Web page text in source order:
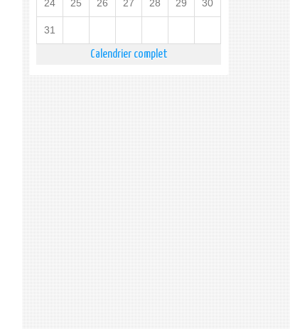
24 25 26 27 28 29 30
31
Calendrier complet